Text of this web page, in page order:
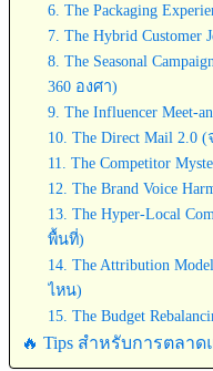
6. The Packaging
7. The Hybrid
8. The Seasonal
360 องศา)
9. The Influencer
10. The Direct Mail 2.0
11. The Competitor
12. The Brand Voice
13. The Hyper-Local
พื้นที่)
14. The Attribution
ไหน)
15. The Budget
🔥 Tips สำหรับการตลาด